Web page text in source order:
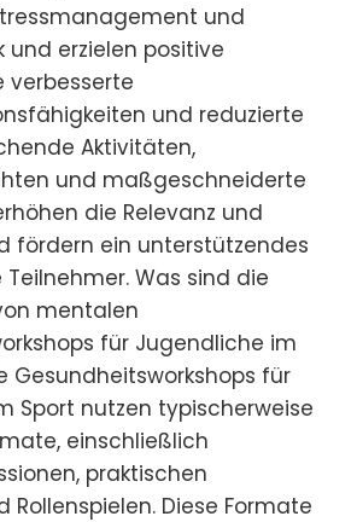
und
und erzielen positive
verbesserte
und reduzierte
Aktivitäten,
und maßgeschneiderte
die Relevanz und
fördern ein unterstützendes
Was sind die
mentalen
für Jugendliche im
Gesundheitsworkshops für
Sport nutzen typischerweise
einschließlich
praktischen
Rollenspielen. Diese Formate